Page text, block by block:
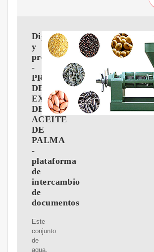
Digestión
y
prensado:
-
PROCESO
DE
EXTRACCIóN
DE
ACEITE
DE
PALMA
-
plataforma
de
intercambio
de
documentos
Este
conjunto
de
agua,